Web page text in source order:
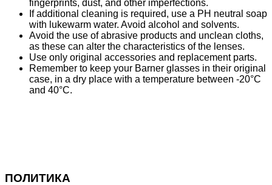
fingerprints, dust, and other imperfections.
If additional cleaning is required, use a PH neutral soap
with lukewarm water. Avoid alcohol and solvents.
Avoid the use of abrasive products and unclean cloths,
as these can alter the characteristics of the lenses.
Use only original accessories and replacement parts.
Remember to keep your Barner glasses in their original
case, in a dry place with a temperature between -20°C
and 40°C.
ПОЛИТИКА